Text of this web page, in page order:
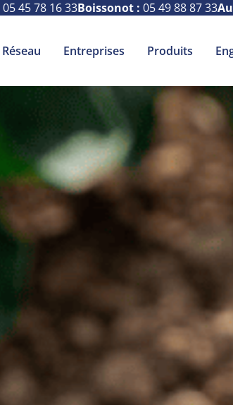
05 45 78 16 33Boissonot : 05 49 88 87 33
Réseau Entreprises Produits